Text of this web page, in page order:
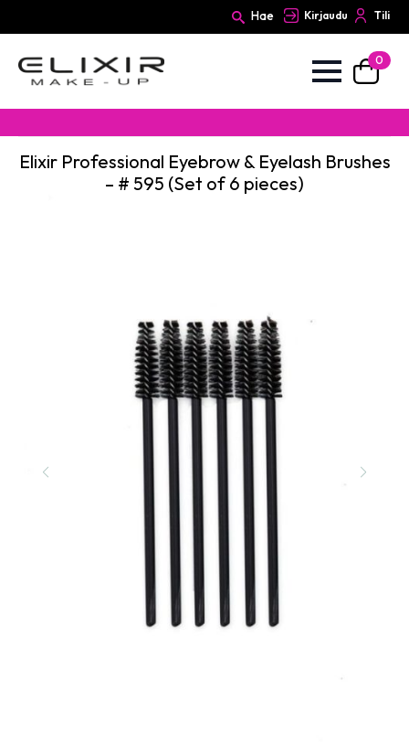
Hae Kirjaudu Tili
0
Elixir Professional Eyebrow & Eyelash Brushes
– # 595 (Set of 6 pieces)